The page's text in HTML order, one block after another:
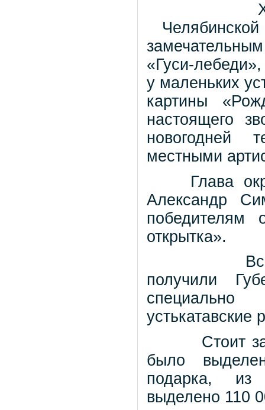
«Гуси-
у маленьких
картины
настоящего
новогодней
местными
Глава
Александр
победителям
открытка».
Все дети-
получили
устькатавские
Стоит
было
подарка, из
выделено 110